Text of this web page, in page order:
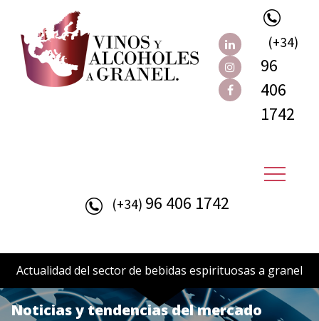
(+34)
96
406
1742
(+34) 96 406 1742
Actualidad del sector de bebidas espirituosas a granel
Noticias y tendencias del mercado